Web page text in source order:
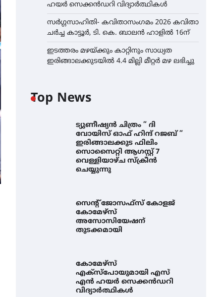
ഹയർ സെക്കൻഡറി വിദ്യാർത്ഥികൾ
സർഗ്ഗസാഹിതി- കവിതാസംഗമം 2026 കവിതാ
ചർച്ച കാട്ടൂർ, ടി. കെ. ബാലൻ ഹാളിൽ 16ന്
ഇടത്തരം മഴയ്ക്കും കാറ്റിനും സാധ്യത
ഇരിങ്ങാലക്കുടയിൽ 4.4 മില്ലി മീറ്റർ മഴ ലഭിച്ചു
Top News
ട്യുണീഷ്യൻ ചിത്രം ” ദി
വോയിസ് ഓഫ് ഹിന്ദ് റജബ് ”
ഇരിങ്ങാലക്കുട ഫിലിം
സൊസൈറ്റി ആഗസ്റ്റ് 7
വെള്ളിയാഴ്ച സ്‌ക്രീൻ
ചെയ്യുന്നു
സെന്റ് ജോസഫ്സ് കോളജ്
കോമേഴ്‌സ്
അസോസിയേഷന്
തുടക്കമായി
കോമേഴ്സ്
എക്സ്പോയുമായി എസ്
എൻ ഹയർ സെക്കൻഡറി
വിദ്യാർത്ഥികൾ